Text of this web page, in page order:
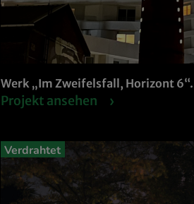
Werk „Im Zweifelsfall, Horizont 6“.
Projekt ansehen
Verdrahtet